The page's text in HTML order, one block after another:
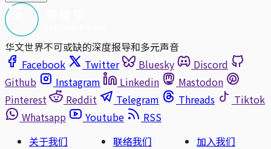
华文世界不可或缺的深度报导和多元声音
Facebook
Twitter Bluesky
Discord
Github
Instagram Linkedin
Mastodon
Pinterest
Reddit Telegram Threads
Tiktok
Whatsapp
Youtube
RSS
关于我们
联络我们
加入我们